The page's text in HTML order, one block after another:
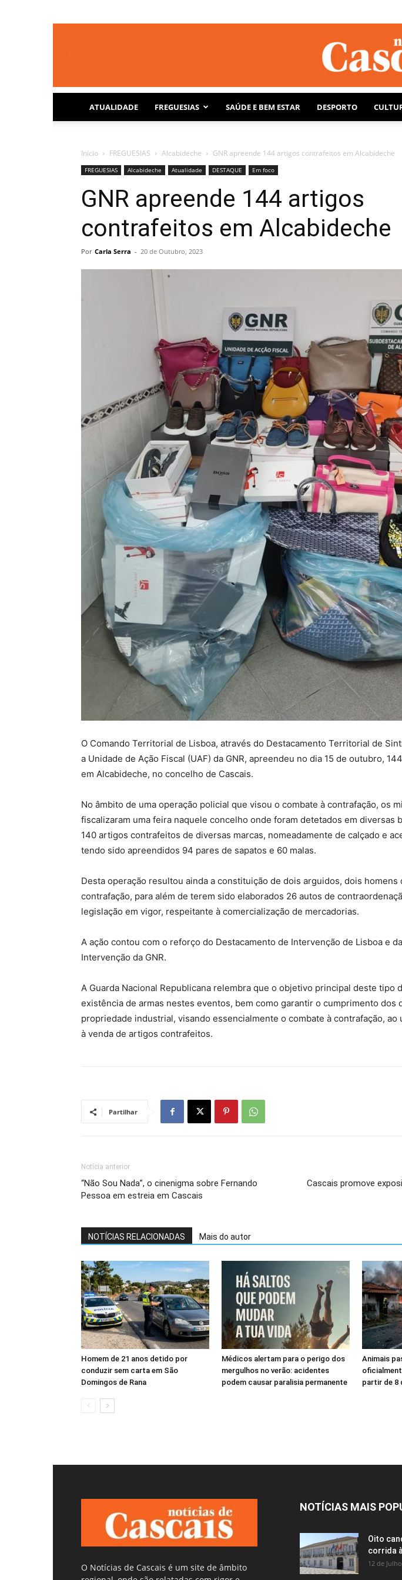
ATUALIDADE FREGUESIAS SAÚDE E BEM ESTAR DESPORTO
Início FREGUESIAS Alcabideche GNR apreende 144 artigos contrafeitos em Alcabideche
FREGUESIAS Alcabideche Atualidade DESTAQUE Em foco
GNR apreende 144 artigos
contrafeitos em Alcabideche
Por Carla Serra - 20 de Outubro, 2023
O Comando Territorial de Lisboa, através do Destacamento Territorial de
a Unidade de Ação Fiscal (UAF) da GNR, apreendeu no dia 15 de outubro,
em Alcabideche, no concelho de Cascais.
No âmbito de uma operação policial que visou o combate à contrafação, os
fiscalizaram uma feira naquele concelho onde foram detetados em diversas
140 artigos contrafeitos de diversas marcas, nomeadamente de calçado e
tendo sido apreendidos 94 pares de sapatos e 60 malas.
Desta operação resultou ainda a constituição de dois arguidos, dois
contrafação, para além de terem sido elaborados 26 autos de
legislação em vigor, respeitante à comercialização de mercadorias.
A ação contou com o reforço do Destacamento de Intervenção de Lisboa e
Intervenção da GNR.
A Guarda Nacional Republicana relembra que o objetivo principal deste tipo
existência de armas nestes eventos, bem como garantir o cumprimento dos
propriedade industrial, visando essencialmente o combate à contrafação, ao
à venda de artigos contrafeitos.
Partilhar
Notícia anterior
“Não Sou Nada”, o cinenigma sobre Fernando
Pessoa em estreia em Cascais
Cascais promove
NOTÍCIAS RELACIONADAS Mais do autor
Homem de 21 anos detido por
conduzir sem carta em São
Domingos de Rana
Médicos alertam para o perigo dos
mergulhos no verão: acidentes
podem causar paralisia permanente
Animais
partir de 8
O Notícias de Cascais é um site de âmbito
NOTÍCIAS MAIS
Oito
corrida
12 de